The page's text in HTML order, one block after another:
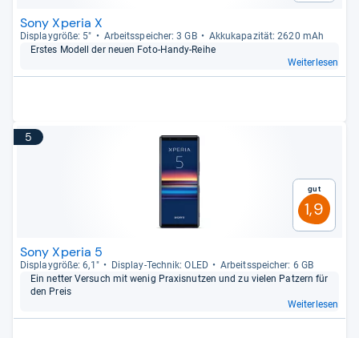
Sony Xperia X
Dis­play­größe: 5" Arbeitsspei­cher: 3 GB
Akku­ka­pa­zi­tät: 2620 mAh
Ers­tes Modell der neuen Foto-​Handy-​Reihe
Weiterlesen
5
Gut
1,9
Sony Xperia 5
Dis­play­größe: 6,1" Dis­play-​Tech­nik: OLED
Arbeitsspei­cher: 6 GB
Ein net­ter Ver­such mit wenig Pra­xis­nut­zen und zu vie­len Pat­zern für
den Preis
Weiterlesen